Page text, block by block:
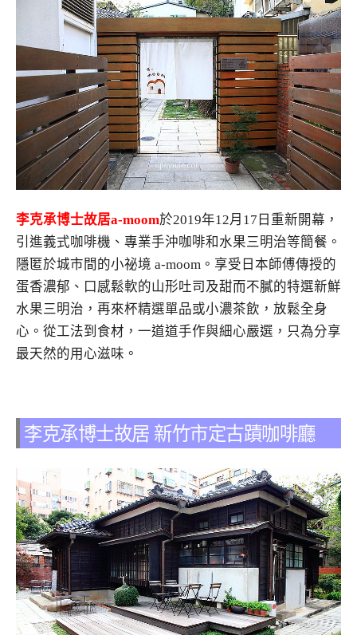
李克承博士故居a-moom於2019年12月17日重新開幕，
引進義式咖啡機、專業手沖咖啡和水果三明治等簡餐。
隱匿於城市間的小祕境 a-moom。享受日本師傅傳授的
蛋香濃郁、口感鬆軟的山形吐司及甜而不膩的特選新鮮
水果三明治，再來杯精選單品或小濃茶飲，放鬆全身
心。從工法到食材，一道道手作與細心嚴選，只為分享
最天然的用心滋味。
李克承博士故居 新竹市定古蹟咖啡廳